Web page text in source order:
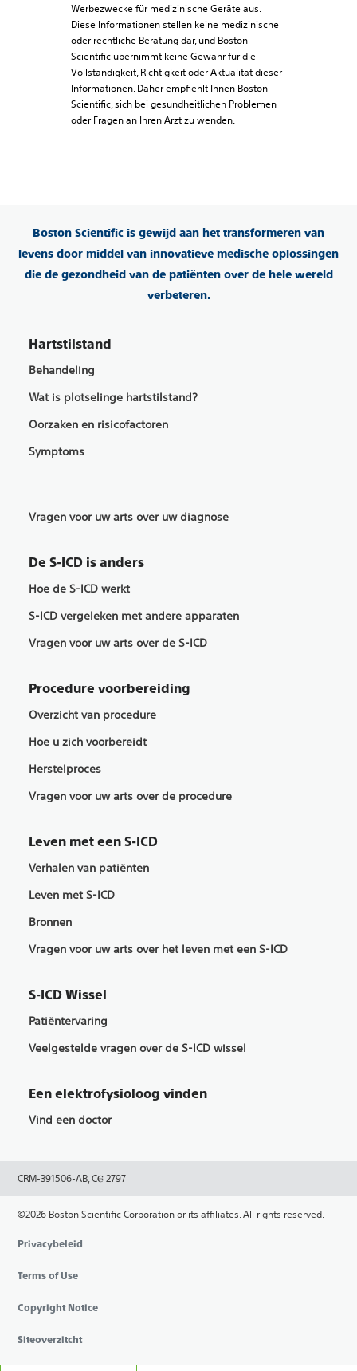
Werbezwecke für medizinische Geräte aus.
Diese Informationen stellen keine medizinische
oder rechtliche Beratung dar, und Boston
Scientific übernimmt keine Gewähr für die
Vollständigkeit, Richtigkeit oder Aktualität dieser
Informationen. Daher empfiehlt Ihnen Boston
Scientific, sich bei gesundheitlichen Problemen
oder Fragen an Ihren Arzt zu wenden.
Boston Scientific is gewijd aan het transformeren van
levens door middel van innovatieve medische oplossingen
die de gezondheid van de patiënten over de hele wereld
verbeteren.
Hartstilstand
Behandeling
Wat is plotselinge hartstilstand?
Oorzaken en risicofactoren
Symptoms
Vragen voor uw arts over uw diagnose
De S-ICD is anders
Hoe de S-ICD werkt
S-ICD vergeleken met andere apparaten
Vragen voor uw arts over de S-ICD
Procedure voorbereiding
Overzicht van procedure
Hoe u zich voorbereidt
Herstelproces
Vragen voor uw arts over de procedure
Leven met een S-ICD
Verhalen van patiënten
Leven met S-ICD
Bronnen
Vragen voor uw arts over het leven met een S-ICD
S-ICD Wissel
Patiëntervaring
Veelgestelde vragen over de S-ICD wissel
Een elektrofysioloog vinden
Vind een doctor
CRM-391506-AB, CⲈ 2797
©2026 Boston Scientific Corporation or its affiliates. All rights reserved.
Privacybeleid
Terms of Use
Copyright Notice
Siteoverzitcht